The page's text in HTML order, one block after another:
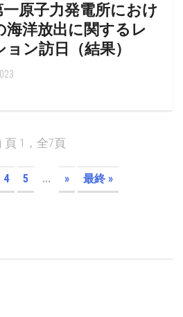
原子力発電所におけ
海洋放出に関するレ
ン訪日（結果）
頁 1，全7頁
4 5 ... » 最終 »